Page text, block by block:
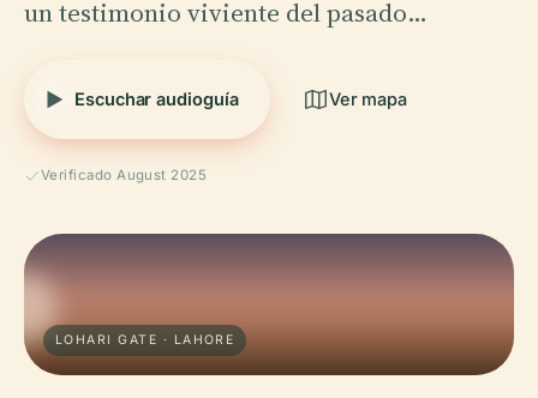
un testimonio viviente del pasado…
Escuchar audioguía Ver mapa
Verificado August 2025
LOHARI GATE · LAHORE